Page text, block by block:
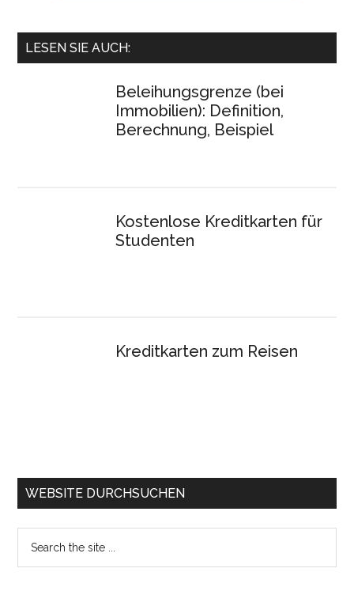
LESEN SIE AUCH:
Beleihungsgrenze (bei
Immobilien): Definition,
Berechnung, Beispiel
Kostenlose Kreditkarten für
Studenten
Kreditkarten zum Reisen
WEBSITE DURCHSUCHEN